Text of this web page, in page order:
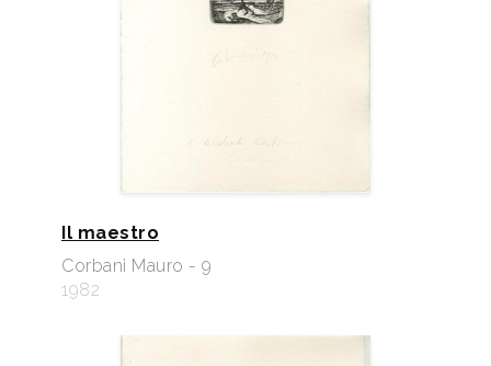
Il maestro
Corbani Mauro - 9
1982